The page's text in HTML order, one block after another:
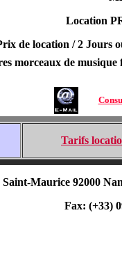
Location
de location / 2 Jours
morceaux de musique
Tarifs
Maurice 92000
Fax: (+33)